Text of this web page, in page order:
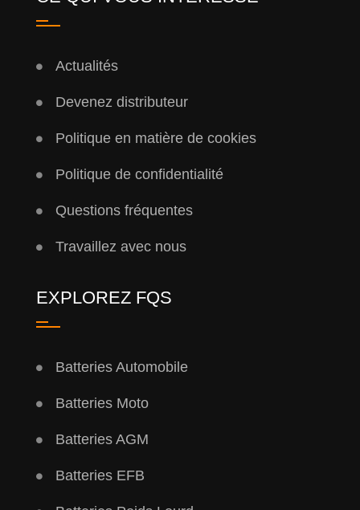
Actualités
Devenez distributeur
Politique en matière de cookies
Politique de confidentialité
Questions fréquentes
Travaillez avec nous
EXPLOREZ FQS
Batteries Automobile
Batteries Moto
Batteries AGM
Batteries EFB